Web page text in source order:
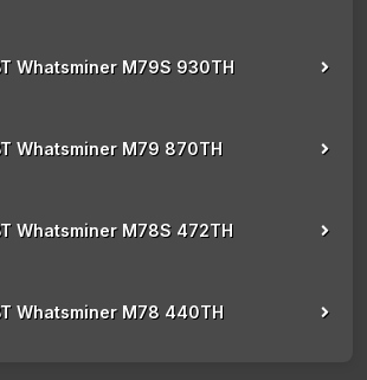
Whatsminer M79S 930TH
Whatsminer M79 870TH
Whatsminer M78S 472TH
Whatsminer M78 440TH